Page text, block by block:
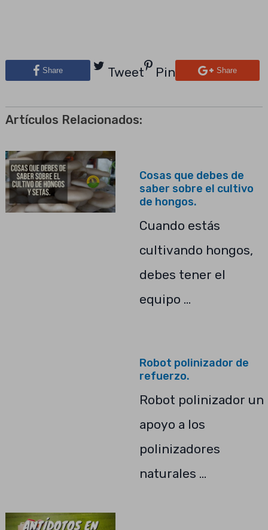
Share Tweet Pin Share
Artículos Relacionados:
Cosas que debes de
saber sobre el cultivo
de hongos.
Cuando estás
cultivando hongos,
debes tener el
equipo …
Robot polinizador de
refuerzo.
Robot polinizador un
apoyo a los
polinizadores
naturales …